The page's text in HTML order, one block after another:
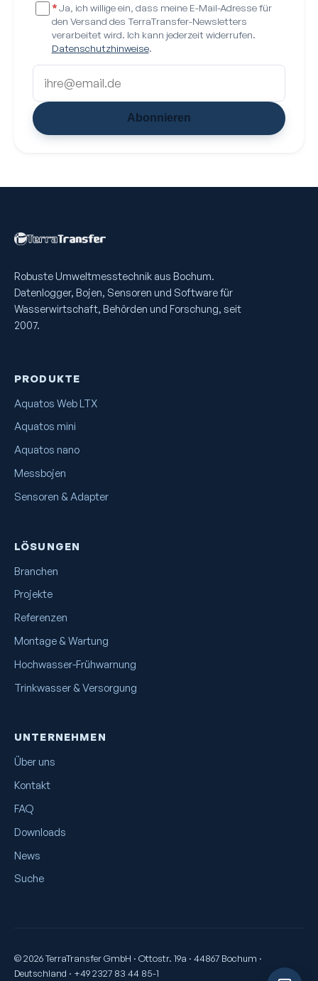
*Ja, ich willige ein, dass meine E-Mail-Adresse für
den Versand des TerraTransfer-Newsletters
verarbeitet wird. Ich kann jederzeit widerrufen.
Datenschutzhinweise.
Abonnieren
Robuste Umweltmess­technik aus Bochum.
Datenlogger, Bojen, Sensoren und Software für
Wasserwirtschaft, Behörden und Forschung, seit
2007.
PRODUKTE
Aquatos Web LTX
Aquatos mini
Aquatos nano
Messbojen
Sensoren & Adapter
LÖSUNGEN
Branchen
Projekte
Referenzen
Montage & Wartung
Hochwasser-Frühwarnung
Trinkwasser & Versorgung
UNTERNEHMEN
Über uns
Kontakt
FAQ
Downloads
News
Suche
© 2026 TerraTransfer GmbH · Ottostr. 19a · 44867 Bochum ·
Deutschland · +49 2327 83 44 85-1